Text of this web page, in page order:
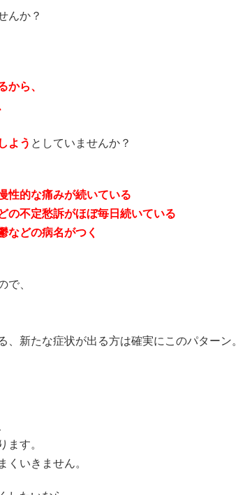
んか？
から、
よう としていませんか？
性的な痛みが続いている
の不定愁訴がほぼ毎日続いている
などの病名がつく
で、
新たな症状が出る方は確実にこのパターン。
ます。
くいきません。